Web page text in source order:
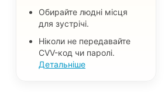
Обирайте людні місця
для зустрічі.
Ніколи не передавайте
CVV-код чи паролі.
Детальніше